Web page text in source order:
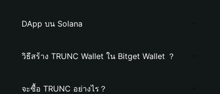
DApp บน Solana
วิธีสร้าง TRUNC Wallet ใน Bitget Wallet ？
จะซื้อ TRUNC อย่างไร？